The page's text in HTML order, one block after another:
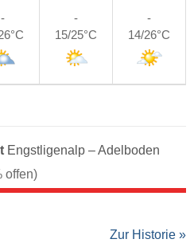
-
-
15/25°C
-
14/26°C
Engstligenalp – Adelboden
offen)
Zur Historie »